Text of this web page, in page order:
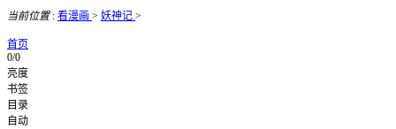
当前位置: 看漫画 > 妖神记 >
首页
0/0
亮度
书签
目录
自动